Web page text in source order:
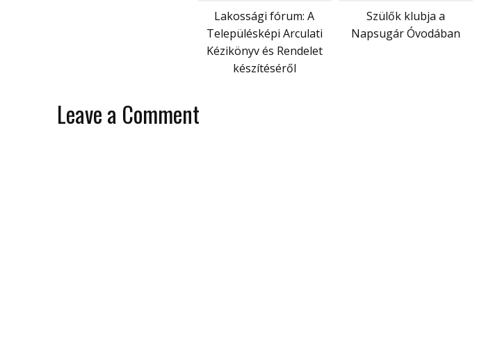
Lakossági fórum: A
Településképi Arculati
Kézikönyv és Rendelet
készítéséről
Szülők klubja a
Napsugár Óvodában
Leave a Comment